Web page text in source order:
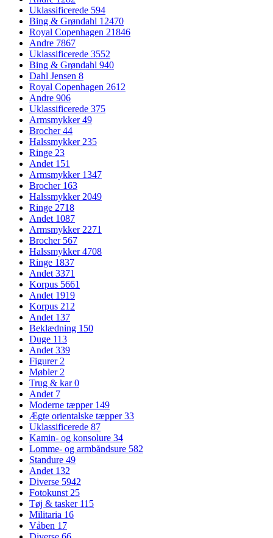
Uklassificerede 594
Bing & Grøndahl 12470
Royal Copenhagen 21846
Andre 7867
Uklassificerede 3552
Bing & Grøndahl 940
Dahl Jensen 8
Royal Copenhagen 2612
Andre 906
Uklassificerede 375
Armsmykker49
Brocher44
Halssmykker 235
Ringe 23
Andet 151
Armsmykker 1347
Brocher 163
Halssmykker 2049
Ringe 2718
Andet 1087
Armsmykker 2271
Brocher 567
Halssmykker4708
Ringe 1837
Andet 3371
Korpus 5661
Andet 1919
Korpus 212
Andet 137
Beklædning 150
Duge 113
Andet 339
Figurer 2
Møbler 2
Trug & kar0
Andet 7
Moderne tæpper 149
Ægte orientalske tæpper33
Uklassificerede 87
Kamin- og konsolure 34
Lomme- og armbåndsure 582
Standure 49
Andet 132
Diverse 5942
Fotokunst 25
Tøj & tasker 115
Militaria 16
Våben 17